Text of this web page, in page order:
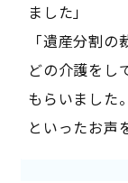
ました」
「遺産分割
どの介護をし
もらいました
といったお声